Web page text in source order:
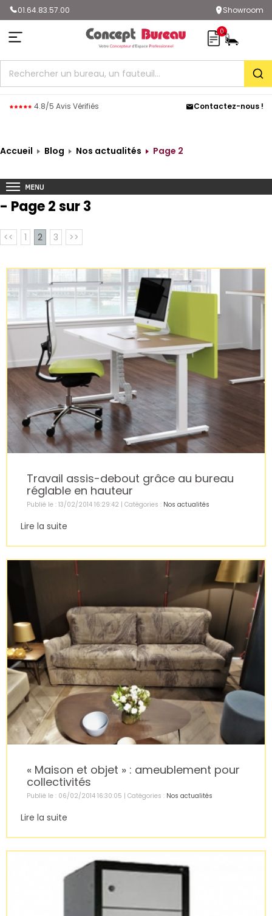
01.64.83.57.00 Showroom
0
4.8/5 Avis Vérifiés Contactez-nous !
Accueil Blog Nos actualités Page 2
- Page 2 sur 3
<< 1 2 3 >>
Travail assis-debout grâce au bureau
réglable en hauteur
Publié le : 13/02/2014 16:29:42 | Catégories : Nos actualités
Lire la suite
« Maison et objet » : ameublement pour
collectivités
Publié le : 06/02/2014 16:30:05 | Catégories : Nos actualités
Lire la suite